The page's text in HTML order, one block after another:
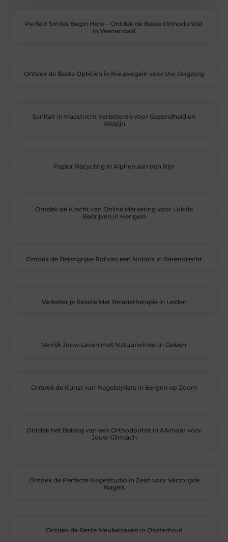
Perfect Smiles Begin Here – Ontdek de Beste Orthodontist
in Veenendaal
Ontdek de Beste Opticien in Nieuwegein voor Uw Oogzorg
Sanitair in Maastricht Verbeteren voor Gezondheid en
Welzijn
Papier Recycling in Alphen aan den Rijn
Ontdek de Kracht van Online Marketing voor Lokale
Bedrijven in Hengelo
Ontdek de Belangrijke Rol van een Notaris in Barendrecht
Verbeter je Relatie Met Relatietherapie in Leiden
Verrijk Jouw Leven met Natuurwinkel in Geleen
Ontdek de Kunst van Nagelstyliste in Bergen op Zoom
Ontdek het Belang van een Orthodontist in Alkmaar voor
Jouw Glimlach
Ontdek de Perfecte Nagelstudio in Zeist voor Verzorgde
Nagels
Ontdek de Beste Meubelzaken in Oosterhout